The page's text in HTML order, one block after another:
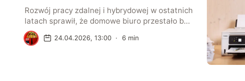
Rozwój pracy zdalnej i hybrydowej w ostatnich
latach sprawił, że domowe biuro przestało być
prowizorycznym rozwiązaniem, a zaczęło
pełnić rolę pełnoprawnego środowiska pracy.
R 24.04.2026, 13:00 · 6min